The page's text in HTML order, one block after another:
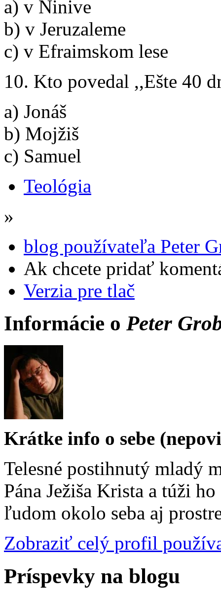
a) v Ninive
b) v Jeruzaleme
c) v Efraimskom lese
10. Kto povedal ,,Ešte 40
a) Jonáš
b) Mojžiš
c) Samuel
Teológia
»
blog používateľa Peter
Ak chcete pridať
Verzia pre tlač
Informácie o Peter
Krátke info o sebe
Telesné postihnutý mladý
Pána Ježiša Krista a túži
ľudom okolo seba aj
Zobraziť celý profil
Príspevky na blogu